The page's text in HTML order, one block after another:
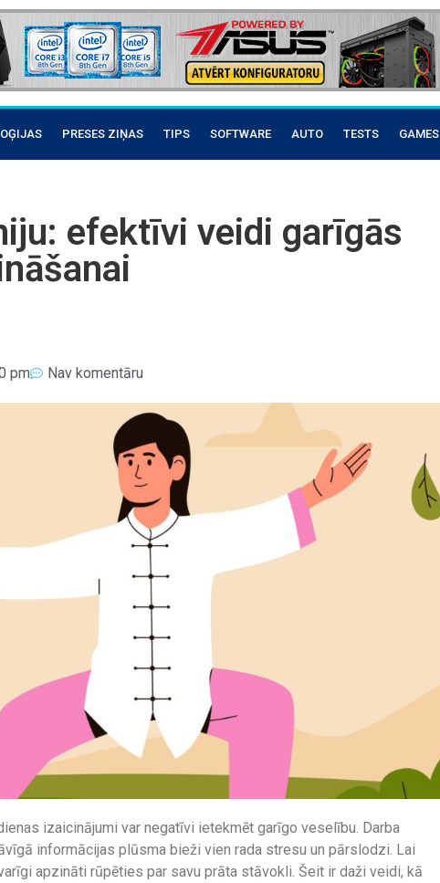
PRESES ZIŅAS TIPS SOFTWARE AUTO TESTS GAMES
efektīvi veidi garīgās
pm Nav komentāru
izaicinājumi var negatīvi ietekmēt garīgo veselību. Darba
informācijas plūsma bieži vien rada stresu un pārslodzi. Lai
apzināti rūpēties par savu prāta stāvokli. Šeit ir daži veidi, kā